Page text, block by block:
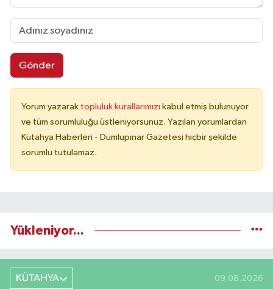
Gönder
Yorum yazarak topluluk kurallarımızı kabul etmiş bulunuyor
ve tüm sorumluluğu üstleniyorsunuz. Yazılan yorumlardan
Kütahya Haberleri - Dumlupınar Gazetesi hiçbir şekilde
sorumlu tutulamaz.
Yükleniyor...
KÜTAHYA 09.08.2026